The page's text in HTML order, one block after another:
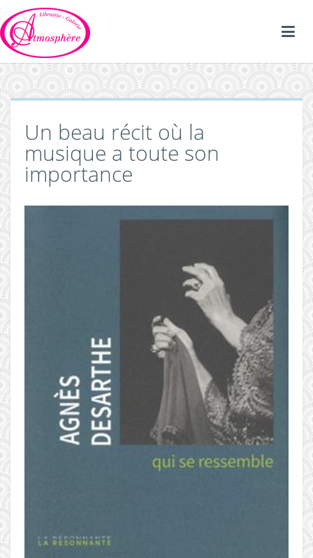
Un beau récit où la
musique a toute son
importance